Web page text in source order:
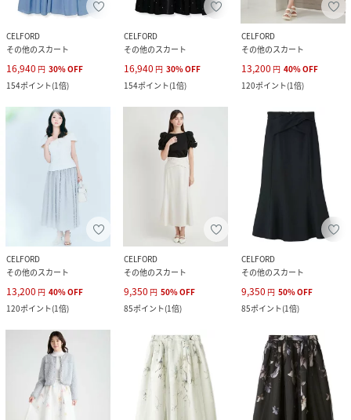
CELFORD
その他のスカート
16,940 円 30%OFF
154ポイント(1倍)
CELFORD
その他のスカート
16,940 円 30%OFF
154ポイント(1倍)
CELFORD
その他のスカート
13,200 円 40%OFF
120ポイント(1倍)
CELFORD
その他のスカート
13,200 円 40%OFF
120ポイント(1倍)
CELFORD
その他のスカート
9,350 円 50%OFF
85ポイント(1倍)
CELFORD
その他のスカート
9,350 円 50%OFF
85ポイント(1倍)